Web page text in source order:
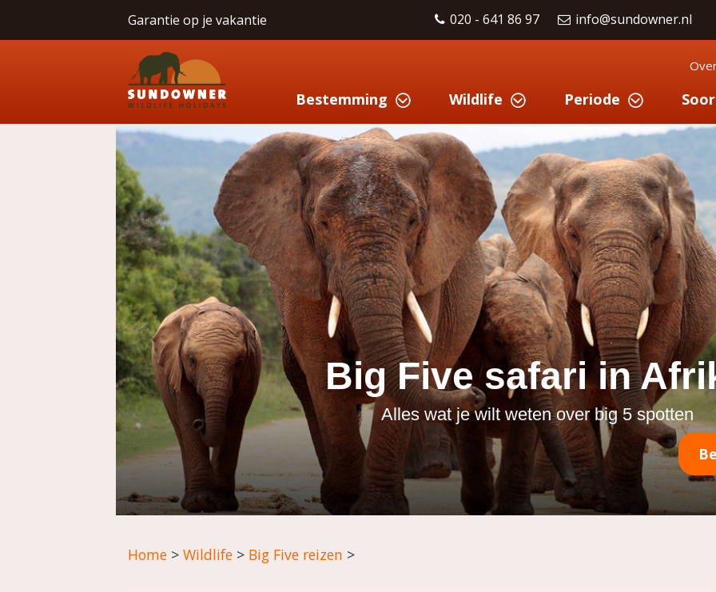
020 - 641 86 97 info@sundowner.nl
Garantie op je vakantie
Bestemming Wildlife Periode
Big Five safari in
Alles wat je wilt weten over big 5 spotten
Home > Wildlife > Big Five reizen >